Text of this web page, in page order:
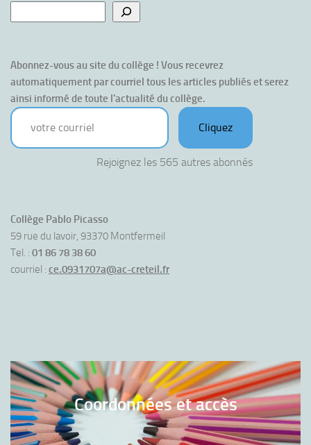
Abonnez-vous au site du collège ! Vous recevrez
automatiquement par courriel tous les articles publiés et serez
ainsi informé de toute l'actualité du collège.
votre courriel
Cliquez
Rejoignez les 565 autres abonnés
Collège Pablo Picasso
59 rue du lavoir, 93370 Montfermeil
Tel. : 01 86 78 38 60
courriel : ce.0931707a@ac-creteil.fr
Coordonnées et accès